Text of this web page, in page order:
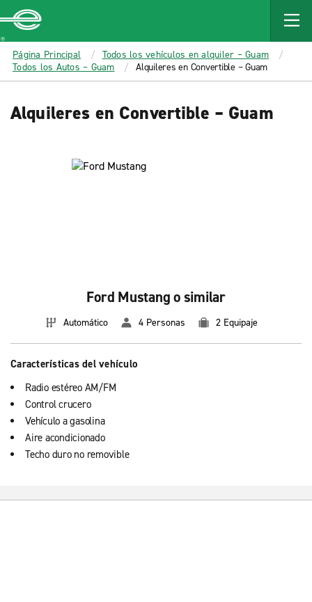
MAIN
CONTENT
Enterprise
Página Principal
Todos los vehículos en alquiler – Guam
Todos los Autos – Guam
Alquileres en Convertible – Guam
Alquileres en Convertible – Guam
Ford Mustang o similar
Automático 4 Personas 2 Equipaje
Características del vehículo
Radio estéreo AM/FM
Control crucero
Vehículo a gasolina
Aire acondicionado
Techo duro no removible